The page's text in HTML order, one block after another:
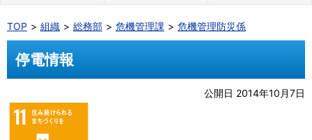
TOP 組織 総務部 危機管理課 危機管理防災係
停電情報
公開日 2014年10月7日